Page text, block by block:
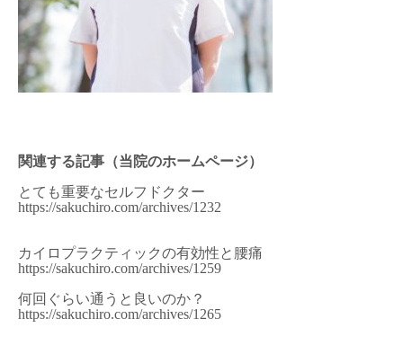
関連する記事（当院のホームページ）
とても重要なセルフドクター
https://sakuchiro.com/archives/1232
カイロプラクティックの有効性と腰痛
https://sakuchiro.com/archives/1259
何回ぐらい通うと良いのか？
https://sakuchiro.com/archives/1265